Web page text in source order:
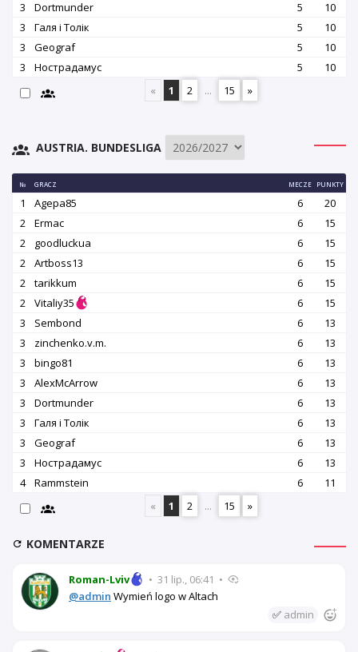
3 Dortmunder 5
10
3
Галя і Толік 5
10
3
Geograf 5
10
3
Нострадамус 5
10
«
1 2 ... 15 »
AUSTRIA. BUNDESLIGA
№ GRACZ MECZE PUNKTY
1 Agepa85 6
20
2
Ermac 6
15
2
goodluckua 6
15
2
Artboss13 6
15
2
tarikkum 6
15
2
Vitaliy35 6
15
3
Sembond 6
13
3
zinchenko.v.m. 6
13
3
bingo81 6
13
3
AlexMcArrow 6
13
3
Dortmunder 6
13
3
Галя і Толік 6
13
3
Geograf 6
13
3
Нострадамус 6
13
4
Rammstein 6
11
«
1 2 ... 15 »
KOMENTARZE
Roman-Lviv • 31 lip., 06:41 •
@admin Wymień logo w Altach
✅ admin